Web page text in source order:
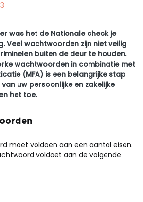
was het de Nationale check je
Veel wachtwoorden zijn niet veilig
buiten de deur te houden.
wachtwoorden in combinatie met
(MFA) is een belangrijke stap
uw persoonlijke en zakelijke
het toe.
moet voldoen aan een aantal eisen.
voldoet aan de volgende